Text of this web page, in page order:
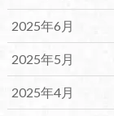
2025年6月
2025年5月
2025年4月